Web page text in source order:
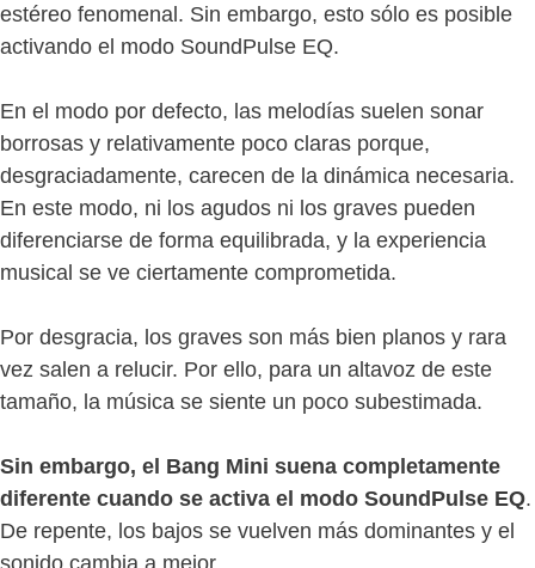
estéreo fenomenal. Sin embargo, esto sólo es posible
activando el modo SoundPulse EQ.
En el modo por defecto, las melodías suelen sonar
borrosas y relativamente poco claras porque,
desgraciadamente, carecen de la dinámica necesaria.
En este modo, ni los agudos ni los graves pueden
diferenciarse de forma equilibrada, y la experiencia
musical se ve ciertamente comprometida.
Por desgracia, los graves son más bien planos y rara
vez salen a relucir. Por ello, para un altavoz de este
tamaño, la música se siente un poco subestimada.
Sin embargo, el Bang Mini suena completamente
diferente cuando se activa el modo SoundPulse EQ.
De repente, los bajos se vuelven más dominantes y el
sonido cambia a mejor.